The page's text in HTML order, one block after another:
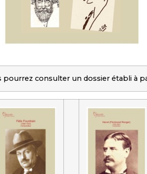
consulter un dossier établi à